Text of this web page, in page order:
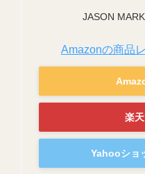
JASON
Amazonの商品
楽
Yahooショ